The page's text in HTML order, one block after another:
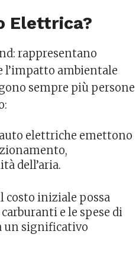
Elettrica?
rappresentano
ambientale
sempre più persone
auto elettriche emettono
dell’aria.
costo iniziale possa
e le spese di
un significativo